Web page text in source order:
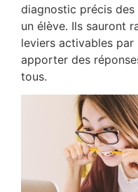
diagnostic précis
un élève. Ils sauront
leviers activables par
apporter des
tous.